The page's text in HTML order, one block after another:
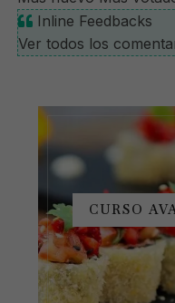
Inline Feedbacks
Ver todos los
CURSO